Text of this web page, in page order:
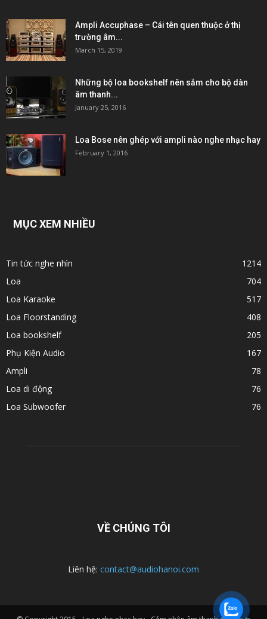
Ampli Accuphase – Cái tên quen thuộc ở thị
trường âm...
March 15, 2019
Những bộ loa bookshelf nên sắm cho bộ dàn
âm thanh...
January 25, 2016
Loa Bose nên ghép với ampli nào nghe nhạc hay
February 1, 2016
MỤC XEM NHIỀU
Tin tức nghe nhìn
1214
Loa
704
Loa Karaoke
517
Loa Floorstanding
408
Loa bookshelf
205
Phụ Kiện Audio
167
Ampli
78
Loa di động
76
Loa Subwoofer
76
VỀ CHÚNG TÔI
Liên hệ: contact@audiohanoi.com